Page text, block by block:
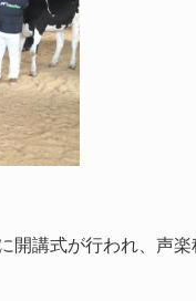
開講式が行われ、声